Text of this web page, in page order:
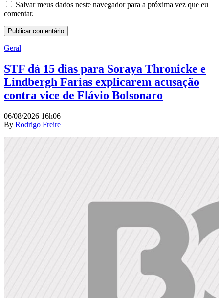
Salvar meus dados neste navegador para a próxima vez que eu
comentar.
Geral
STF dá 15 dias para Soraya Thronicke e
Lindbergh Farias explicarem acusação
contra vice de Flávio Bolsonaro
06/08/2026 16h06
By Rodrigo Freire